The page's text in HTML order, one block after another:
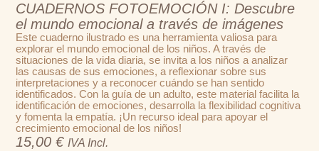
CUADERNOS FOTOEMOCIÓN I: Descubre
el mundo emocional a través de imágenes
Este cuaderno ilustrado es una herramienta valiosa para
explorar el mundo emocional de los niños. A través de
situaciones de la vida diaria, se invita a los niños a analizar
las causas de sus emociones, a reflexionar sobre sus
interpretaciones y a reconocer cuándo se han sentido
identificados. Con la guía de un adulto, este material facilita la
identificación de emociones, desarrolla la flexibilidad cognitiva
y fomenta la empatía. ¡Un recurso ideal para apoyar el
crecimiento emocional de los niños!
15,00€ IVA Incl.